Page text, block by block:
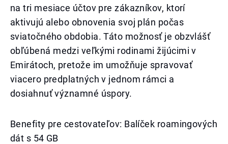
na tri mesiace účtov pre zákazníkov, ktorí
aktivujú alebo obnovenia svoj plán počas
sviatočného obdobia. Táto možnosť je obzvlášť
obľúbená medzi veľkými rodinami žijúcimi v
Emirátoch, pretože im umožňuje spravovať
viacero predplatných v jednom rámci a
dosiahnuť významné úspory.
Benefity pre cestovateľov: Balíček roamingových
dát s 54 GB